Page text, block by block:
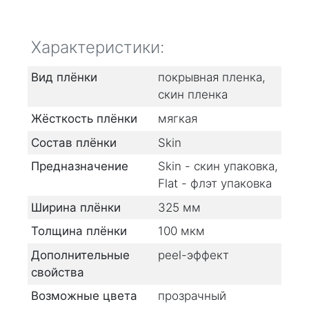
Характеристики:
Вид плёнки
покрывная пленка,
скин пленка
Жёсткость плёнки
мягкая
Состав плёнки
Skin
Предназначение
Skin - скин упаковка,
Flat - флэт упаковка
Ширина плёнки
325 мм
Толщина плёнки
100 мкм
Дополнительные
свойства
peel-эффект
Возможные цвета прозрачный